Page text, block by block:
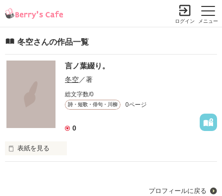
メニュー
ログイン
冬空さんの作品一覧
言ノ葉綴り。
冬空／著
総文字数/0
詩・短歌・俳句・川柳 0ページ
0
表紙を見る
プロフィールに戻る